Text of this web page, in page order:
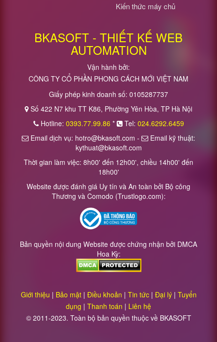
Kiến thức máy chủ
BKASOFT - THIẾT KẾ WEB
AUTOMATION
Vận hành bởi:
CÔNG TY CỔ PHẦN PHONG CÁCH MỚI VIỆT NAM
Giấy phép kinh doanh số: 0105287737
Số 422 N7 khu TT K86, Phường Yên Hòa, TP Hà Nội
Hotline: 0393.77.99.86 * Tel: 024.6292.6459
Email dịch vụ: hotro@bkasoft.com -
Email kỹ thuật:
kythuat@bkasoft.com
Thời gian làm việc: 8h00' đến 12h00', chiều 14h00' đến
18h00'
Website được đánh giá Uy tín và An toàn bởi Bộ công
Thương và Comodo (Trustlogo.com):
Bản quyền nội dung Website được chứng nhận bởi DMCA
Hoa Kỳ:
Giới thiệu | Bảo mật| Điều khoản | Tin tức| Đại lý| Tuyển
dụng | Thanh toán | Liên hệ
© 2011-2023. Toàn bộ bản quyền thuộc về BKASOFT